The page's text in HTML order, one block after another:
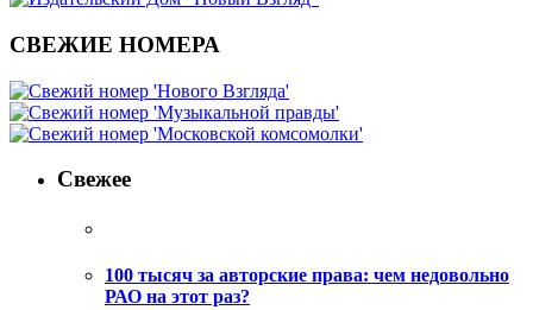
СВЕЖИЕ НОМЕРА
Свежее
100 тысяч за авторские права: чем недовольно
РАО на этот раз?